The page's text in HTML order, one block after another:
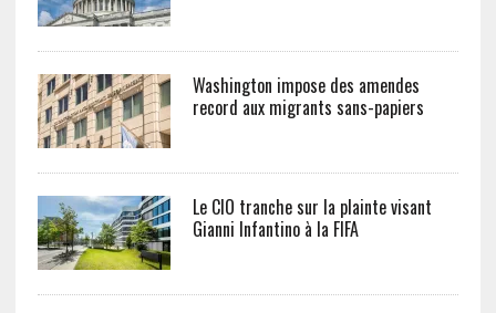
Washington impose des amendes
record aux migrants sans-papiers
Le CIO tranche sur la plainte visant
Gianni Infantino à la FIFA